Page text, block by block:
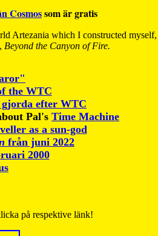
Cosmossom är gratis
Artezania which I constructed
Beyond the Canyon of Fire.
the WTC
efter WTC
Pal's Time Machine
as a sun-god
från juni 2022
2000
på respektive länk!